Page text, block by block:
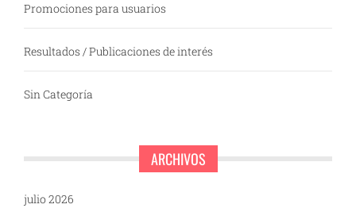
Promociones para usuarios
Resultados / Publicaciones de interés
Sin Categoría
ARCHIVOS
julio 2026